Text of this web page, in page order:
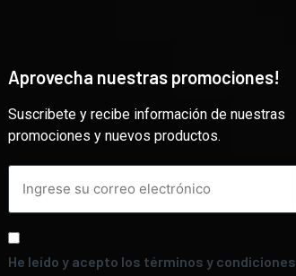
Aprovecha nuestras promociones!
Suscribete y recibe información de nuestras
promociones y nuevos productos.
He leído y acepto los términos y condiciones.